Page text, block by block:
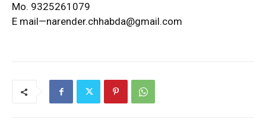
Mo. 9325261079
E mail—narender.chhabda@gmail.com